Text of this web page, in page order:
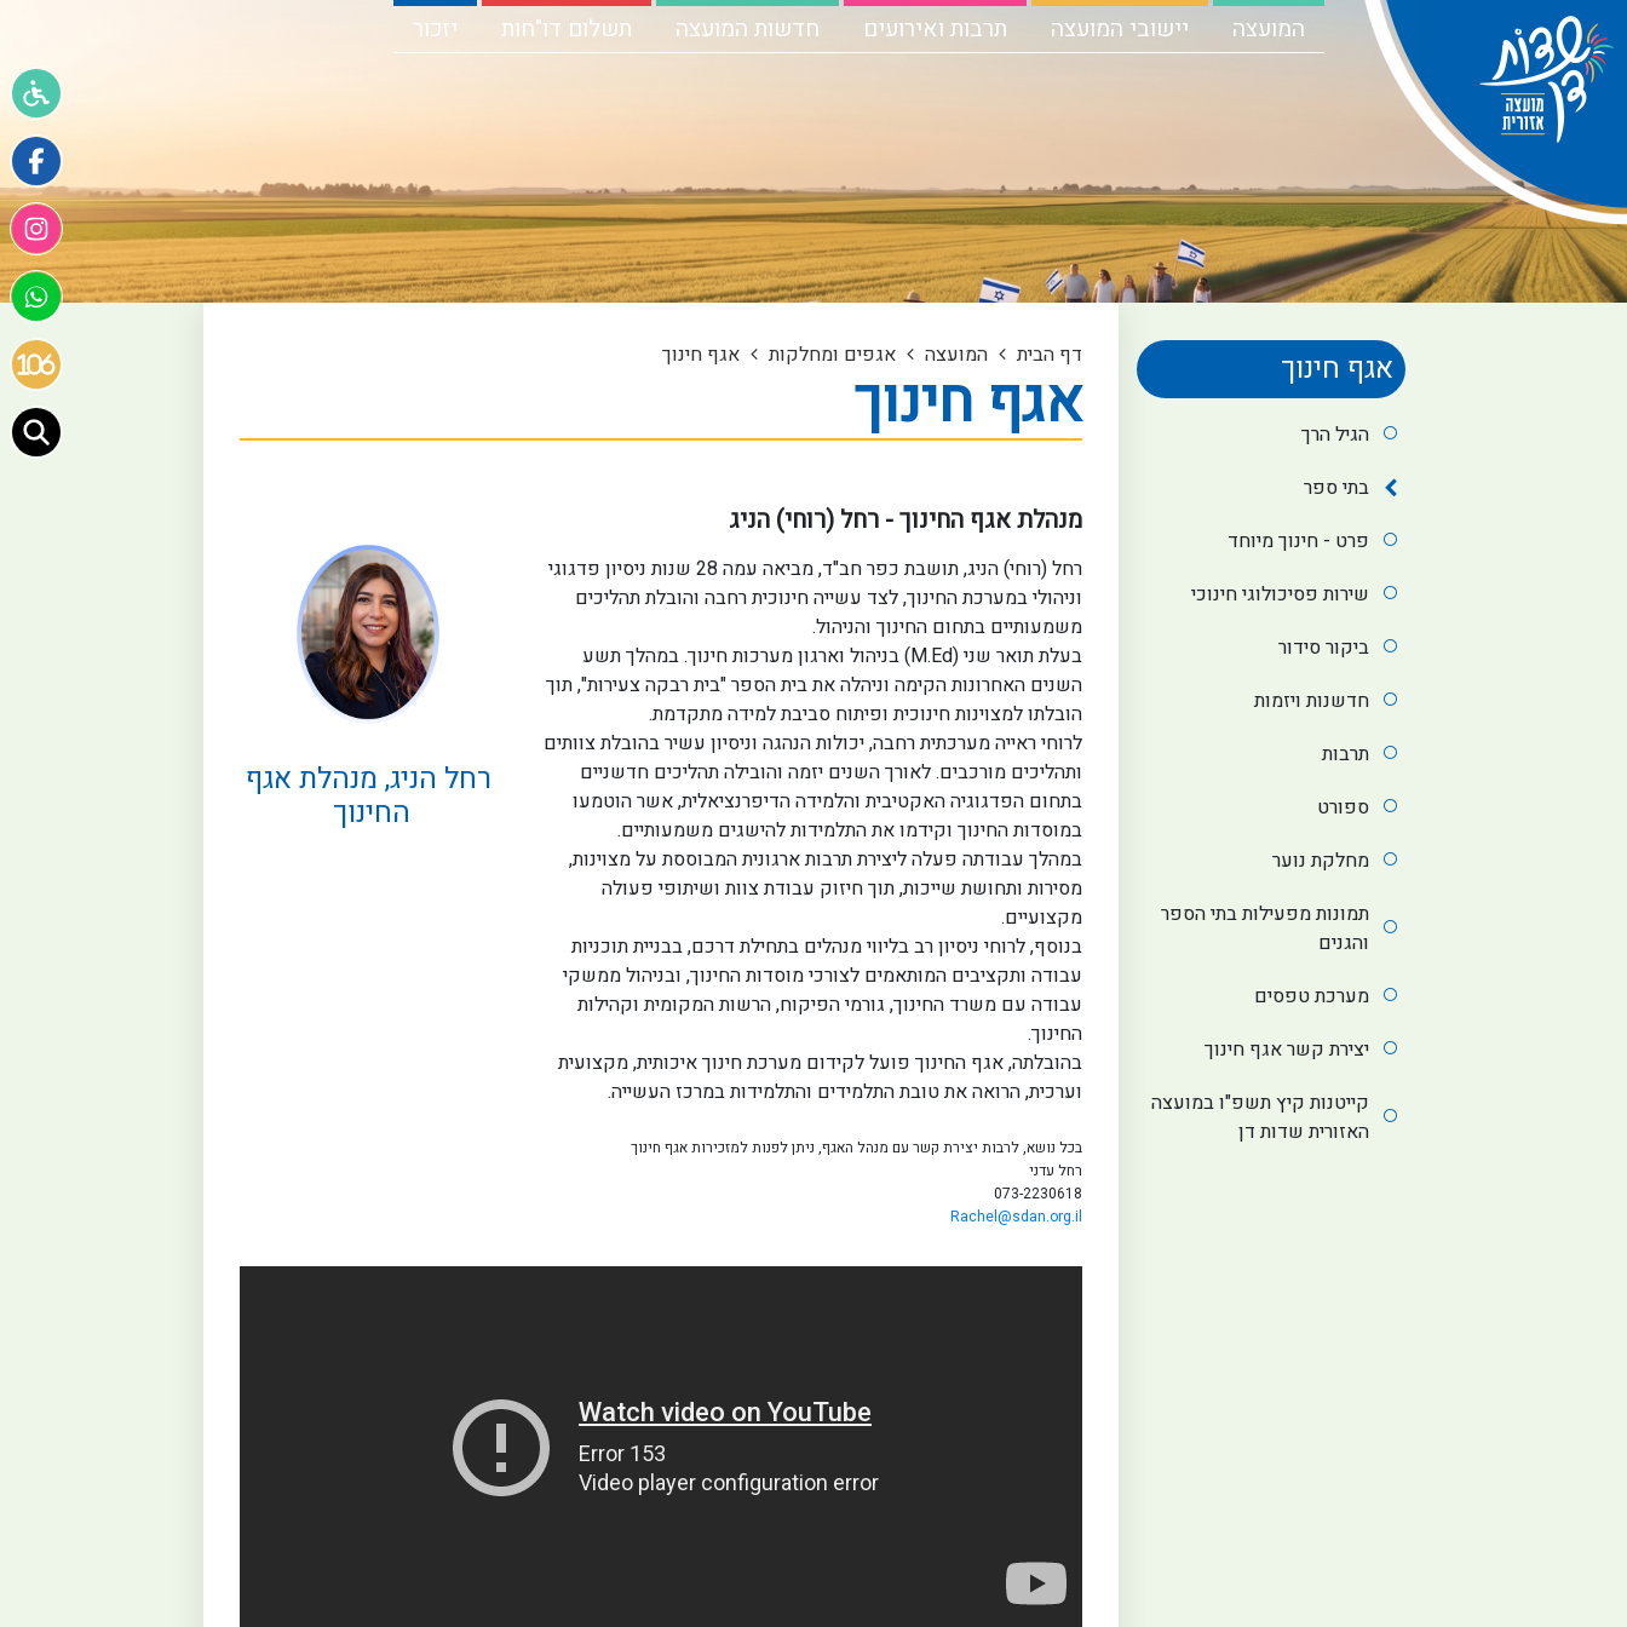
המועצה יישובי המועצה תרבות ואירועים חדשות המועצה תשלום דו"חות יזכור
אגף חינוך
הגיל הרך
בתי ספר
פרט - חינוך מיוחד
שירות פסיכולוגי חינוכי
ביקור סידור
חדשנות ויזמות
תרבות
ספורט
מחלקת נוער
תמונות מפעילות בתי הספר
והגנים
מערכת טפסים
יצירת קשר אגף חינוך
קייטנות קיץ תשפ"ו במועצה
האזורית שדות דן
דף הבית המועצה אגפים ומחלקות אגף חינוך
אגף חינוך
מנהלת אגף החינוך - רחל (רוחי) הניג
רחל (רוחי) הניג, תושבת כפר חב"ד, מביאה עמה 28 שנות ניסיון פדגוגי
וניהולי במערכת החינוך, לצד עשייה חינוכית רחבה והובלת תהליכים
משמעותיים בתחום החינוך והניהול.
בעלת תואר שני (M.Ed) בניהול וארגון מערכות חינוך. במהלך תשע
השנים האחרונות הקימה וניהלה את בית הספר "בית רבקה צעירות", תוך
הובלתו למצוינות חינוכית ופיתוח סביבת למידה מתקדמת.
לרוחי ראייה מערכתית רחבה, יכולות הנהגה וניסיון עשיר בהובלת צוותים
ותהליכים מורכבים. לאורך השנים יזמה והובילה תהליכים חדשניים
בתחום הפדגוגיה האקטיבית והלמידה הדיפרנציאלית, אשר הוטמעו
במוסדות החינוך וקידמו את התלמידות להישגים משמעותיים.
במהלך עבודתה פעלה ליצירת תרבות ארגונית המבוססת על מצוינות,
מסירות ותחושת שייכות, תוך חיזוק עבודת צוות ושיתופי פעולה
מקצועיים.
בנוסף, לרוחי ניסיון רב בליווי מנהלים בתחילת דרכם, בבניית תוכניות
עבודה ותקציבים המותאמים לצורכי מוסדות החינוך, ובניהול ממשקי
עבודה עם משרד החינוך, גורמי הפיקוח, הרשות המקומית וקהילות
החינוך.
בהובלתה, אגף החינוך פועל לקידום מערכת חינוך איכותית, מקצועית
וערכית, הרואה את טובת התלמידים והתלמידות במרכז העשייה.
רחל הניג, מנהלת אגף
החינוך
בכל נושא, לרבות יצירת קשר עם מנהל האגף, ניתן לפנות למזכירות אגף חינוך
רחל עדני
073-2230618
Rachel@sdan.org.il